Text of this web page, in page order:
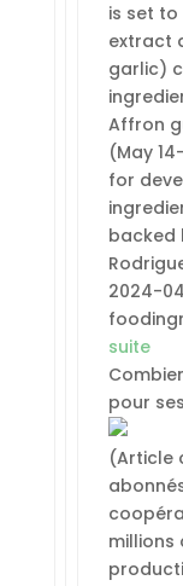
is set
extract
garlic)
Affron
(May
for
backed
2024-
suite
pour
(Article
millions